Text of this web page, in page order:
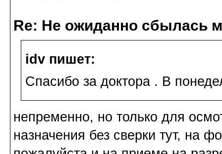
Re: Не ожиданно сбылась
idv пишет:
Спасибо за доктора . В
непременно, но только для
назначения без сверки тут, на